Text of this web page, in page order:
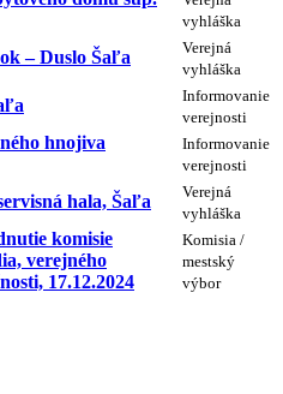
vyhláška
– Duslo Šaľa
Verejná
vyhláška
Informovanie
verejnosti
hnojiva
Informovanie
verejnosti
hala, Šaľa
Verejná
vyhláška
komisie
verejného
17.12.2024
Komisia /
mestský
výbor